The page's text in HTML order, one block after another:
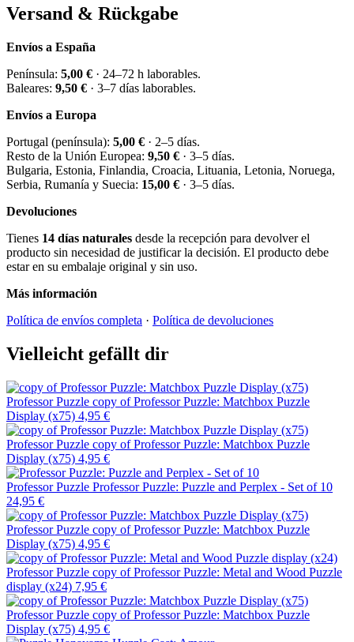
Versand & Rückgabe
Envíos a España
Península: 5,00 € · 24–72 h laborables.
Baleares: 9,50 € · 3–7 días laborables.
Envíos a Europa
Portugal (península): 5,00 € · 2–5 días.
Resto de la Unión Europea: 9,50 € · 3–5 días.
Bulgaria, Estonia, Finlandia, Croacia, Lituania, Letonia, Noruega,
Serbia, Rumanía y Suecia: 15,00 € · 3–5 días.
Devoluciones
Tienes 14 días naturales desde la recepción para devolver el
producto sin necesidad de justificar la decisión. El producto debe
estar en su embalaje original y sin uso.
Más información
Política de envíos completa · Política de devoluciones
Vielleicht gefällt dir
Professor Puzzle copy of Professor Puzzle: Matchbox Puzzle
Display (x75) 4,95 €
Professor Puzzle copy of Professor Puzzle: Matchbox Puzzle
Display (x75) 4,95 €
Professor Puzzle Professor Puzzle: Puzzle and Perplex - Set of 10
24,95 €
Professor Puzzle copy of Professor Puzzle: Matchbox Puzzle
Display (x75) 4,95 €
Professor Puzzle copy of Professor Puzzle: Metal and Wood Puzzle
display (x24) 7,95 €
Professor Puzzle copy of Professor Puzzle: Matchbox Puzzle
Display (x75) 4,95 €